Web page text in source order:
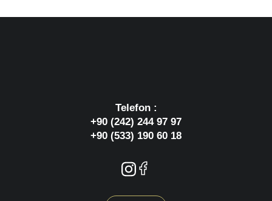
Telefon :
+90 (242) 244 97 97
+90 (533) 190 60 18